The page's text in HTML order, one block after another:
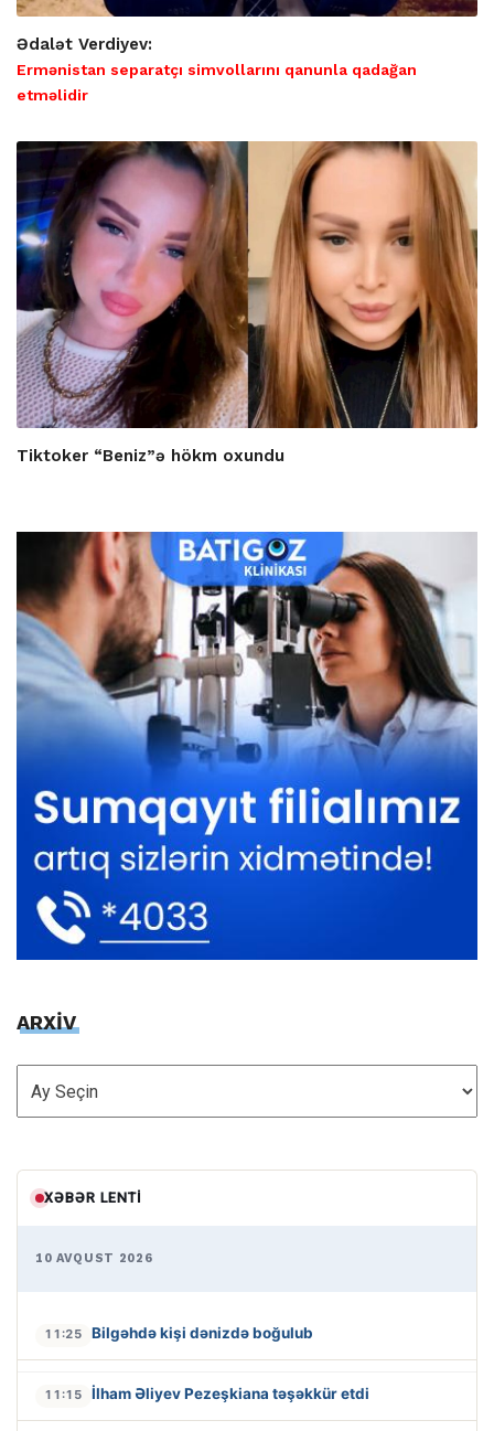
Ədalət Verdiyev:
Ermənistan separatçı simvollarını qanunla qadağan
etməlidir
Tiktoker “Beniz”ə hökm oxundu
ARXİV
ARXİV
XƏBƏR LENTI
10 AVQUST 2026
11:25 Bilgəhdə kişi dənizdə boğulub
11:15 İlham Əliyev Pezeşkiana təşəkkür etdi